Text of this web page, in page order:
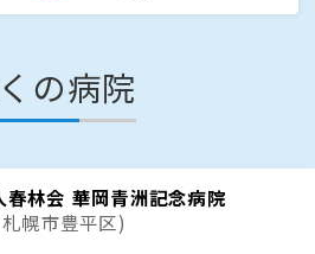
の病院
春林会 華岡青洲記念病院
幌市豊平区)